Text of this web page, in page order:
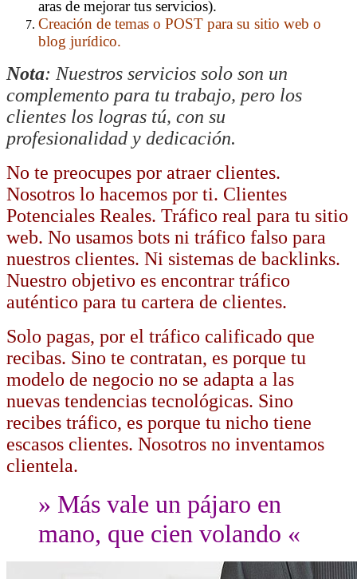
aras de mejorar tus servicios).
Creación de temas o POST para su sitio web o
blog jurídico.
Nota: Nuestros servicios solo son un
complemento para tu trabajo, pero los
clientes los logras tú, con su
profesionalidad y dedicación.
No te preocupes por atraer clientes.
Nosotros lo hacemos por ti. Clientes
Potenciales Reales. Tráfico real para tu sitio
web. No usamos bots ni tráfico falso para
nuestros clientes. Ni sistemas de backlinks.
Nuestro objetivo es encontrar tráfico
auténtico para tu cartera de clientes.
Solo pagas, por el tráfico calificado que
recibas. Sino te contratan, es porque tu
modelo de negocio no se adapta a las
nuevas tendencias tecnológicas. Sino
recibes tráfico, es porque tu nicho tiene
escasos clientes. Nosotros no inventamos
clientela.
» Más vale un pájaro en
mano, que cien volando «